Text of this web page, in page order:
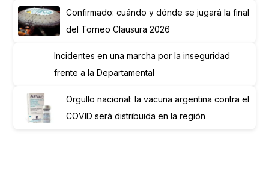
Confirmado: cuándo y dónde se jugará la final
del Torneo Clausura 2026
Incidentes en una marcha por la inseguridad
frente a la Departamental
Orgullo nacional: la vacuna argentina contra el
COVID será distribuida en la región